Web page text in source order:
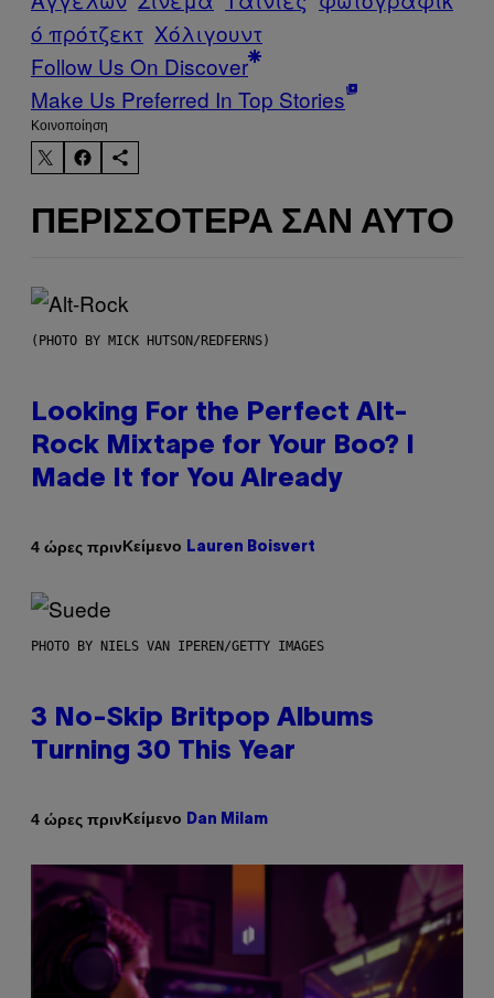
ό πρότζεκτ Χόλιγουντ
Follow Us On Discover
Make Us Preferred In Top Stories
Kοινοποίηση
ΠΕΡΙΣΣΌΤΕΡΑ ΣΑΝ ΑΥΤΌ
(PHOTO BY MICK HUTSON/REDFERNS)
Looking For the Perfect Alt-
Rock Mixtape for Your Boo? I
Made It for You Already
4 ώρες πρινΚείμενο Lauren Boisvert
PHOTO BY NIELS VAN IPEREN/GETTY IMAGES
3 No-Skip Britpop Albums
Turning 30 This Year
4 ώρες πρινΚείμενο Dan Milam